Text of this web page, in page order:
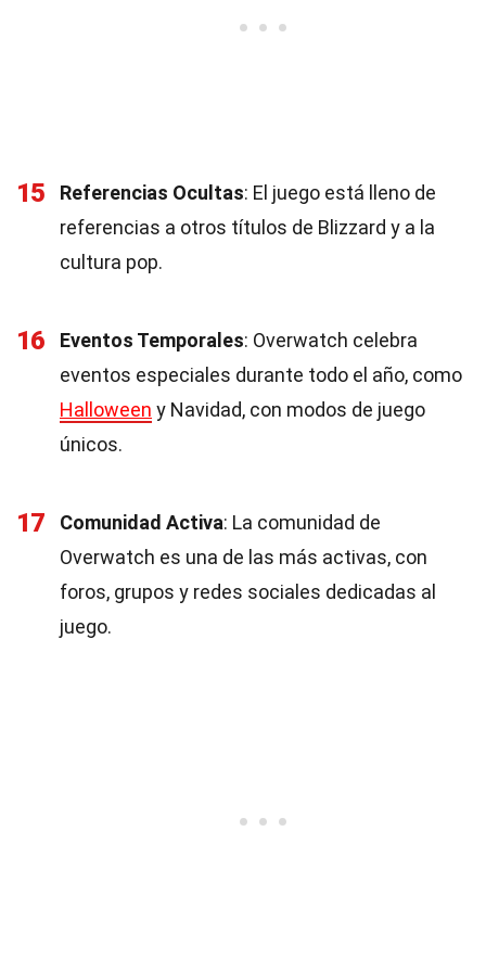
15 Referencias Ocultas: El juego está lleno de
referencias a otros títulos de Blizzard y a la
cultura pop.
16 Eventos Temporales: Overwatch celebra
eventos especiales durante todo el año, como
Halloween y Navidad, con modos de juego
únicos.
17 Comunidad Activa: La comunidad de
Overwatch es una de las más activas, con
foros, grupos y redes sociales dedicadas al
juego.